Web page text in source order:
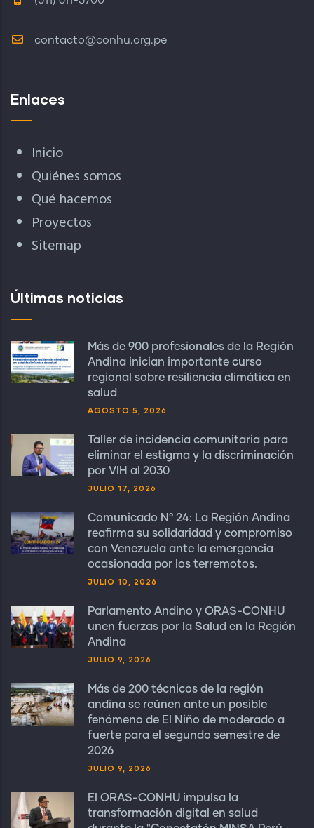
contacto@conhu.org.pe
Enlaces
Inicio
Quiénes somos
Qué hacemos
Proyectos
Sitemap
Últimas noticias
Más de 900 profesionales de la Región
Andina inician importante curso
regional sobre resiliencia climática en
salud
AGOSTO 5, 2026
Taller de incidencia comunitaria para
eliminar el estigma y la discriminación
por VIH al 2030
JULIO 17, 2026
Comunicado N° 24: La Región Andina
reafirma su solidaridad y compromiso
con Venezuela ante la emergencia
ocasionada por los terremotos.
JULIO 10, 2026
Parlamento Andino y ORAS-CONHU
unen fuerzas por la Salud en la Región
Andina
JULIO 9, 2026
Más de 200 técnicos de la región
andina se reúnen ante un posible
fenómeno de El Niño de moderado a
fuerte para el segundo semestre de
2026
JULIO 9, 2026
El ORAS-CONHU impulsa la
transformación digital en salud